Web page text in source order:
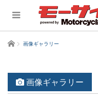
ホーム 画像ギャラリー
画像ギャラリー